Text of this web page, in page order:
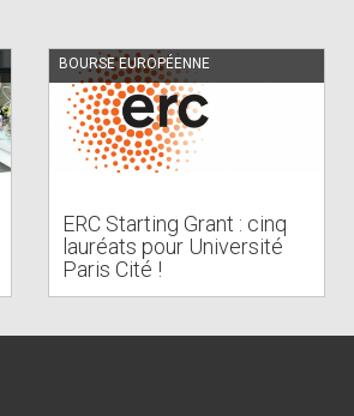
BOURSE EUROPÉENNE
ERC Starting Grant : cinq
lauréats pour Université
Paris Cité !